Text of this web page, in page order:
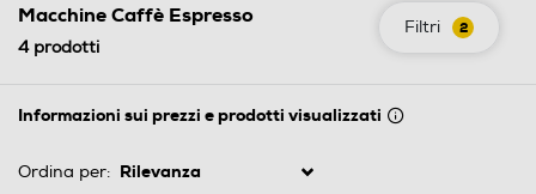
Filtri 2
Macchine Caffè Espresso
4prodotti
Informazioni sui prezzi e prodotti visualizzati
Ordina per: